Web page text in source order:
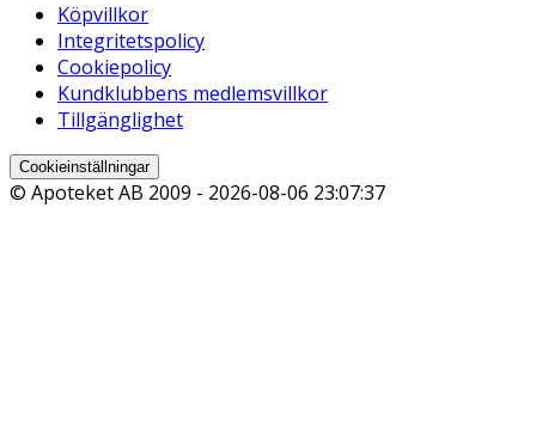
Köpvillkor
Integritetspolicy
Cookiepolicy
Kundklubbens medlemsvillkor
Tillgänglighet
Cookieinställningar
© Apoteket AB 2009 - 2026-08-06 23:07:37